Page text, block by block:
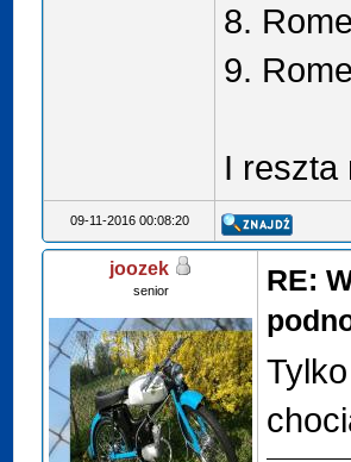
8.
9.
I reszta
09-11-2016 00:08:20
joozek
senior
RE: